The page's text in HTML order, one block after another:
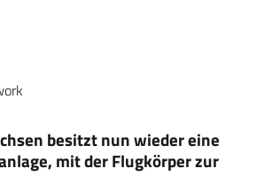
besitzt nun wieder eine
mit der Flugkörper zur